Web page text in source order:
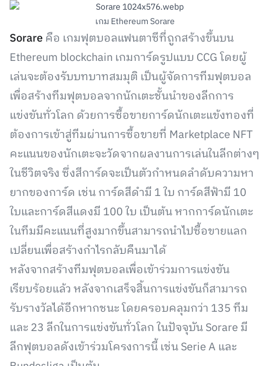
เกม Ethereum Sorare
Sorareคือ เกมฟุตบอลแฟนตาซีที่ถูกสร้างขึ้นบน
Ethereum blockchain เกมการ์ดรูปแบบ CCG โดยผู้
เล่นจะต้องรับบทบาทสมมุติ เป็นผู้จัดการทีมฟุตบอล
เพื่อสร้างทีมฟุตบอลจากนักเตะชั้นนำของลีกการ
แข่งขันทั่วโลก ด้วยการซื้อขายการ์ดนักเตะแข้งทองที่
ต้องการเข้าสู่ทีมผ่านการซื้อขายที่ Marketplace NFT
คะแนนของนักเตะจะวัดจากผลงานการเล่นในลีกต่างๆ
ในชีวิตจริง ซึ่งสีการ์ดจะเป็นตัวกำหนดลำดับความหา
ยากของการ์ด เช่น การ์ดสีดำมี 1 ใบ การ์ดสีฟ้ามี 10
ใบและการ์ดสีแดงมี 100 ใบ เป็นต้น หากการ์ดนักเตะ
ในทีมมีคะแนนที่สูงมากขึ้นสามารถนำไปซื้อขายแลก
เปลี่ยนเพื่อสร้างกำไรกลับคืนมาได้
หลังจากสร้างทีมฟุตบอลเพื่อเข้าร่วมการแข่งขัน
เรียบร้อยแล้ว หลังจากเสร็จสิ้นการแข่งขันก็สามารถ
รับรางวัลได้อีกหากชนะ โดยครอบคลุมกว่า 135 ทีม
และ 23 ลีกในการแข่งขันทั่วโลก ในปัจจุบัน Sorare มี
ลีกฟุตบอลดังเข้าร่วมโครงการนี้ เช่น Serie A และ